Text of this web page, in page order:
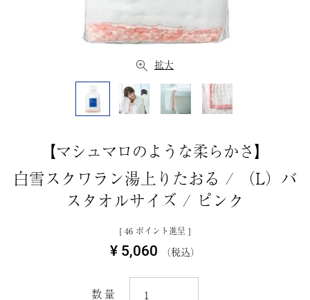
拡大
【マシュマロのような柔らかさ】
白雪スクワラン湯上りたおる / （L）バ
スタオルサイズ / ピンク
[ 46 ポイント進呈 ]
¥ 5,060 税込